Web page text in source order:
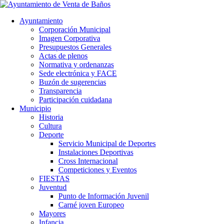
Ayuntamiento
Corporación Municipal
Imagen Corporativa
Presupuestos Generales
Actas de plenos
Normativa y ordenanzas
Sede electrónica y FACE
Buzón de sugerencias
Transparencia
Participación cuidadana
Municipio
Historia
Cultura
Deporte
Servicio Municipal de Deportes
Instalaciones Deportivas
Cross Internacional
Competiciones y Eventos
FIESTAS
Juventud
Punto de Información Juvenil
Carné joven Europeo
Mayores
Infancia